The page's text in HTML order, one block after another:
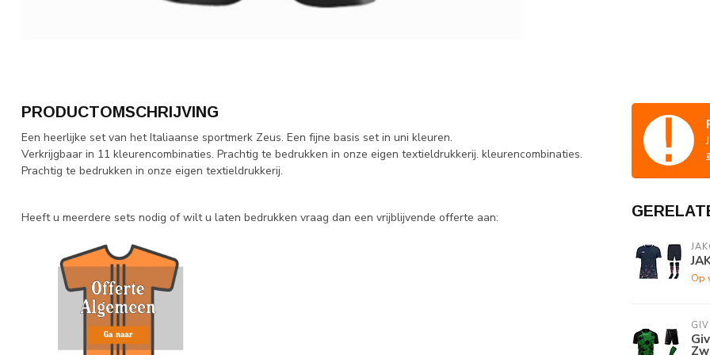
PRODUCTOMSCHRIJVING
Een heerlijke set van het Italiaanse sportmerk Zeus. Een fijne basis set in uni kleuren.
Verkrijgbaar in 11 kleurencombinaties. Prachtig te bedrukken in onze eigen textieldrukkerij. kleurencombinaties.
Prachtig te bedrukken in onze eigen textieldrukkerij.
Heeft u meerdere sets nodig of wilt u laten bedrukken vraag dan een vrijblijvende offerte aan:
Op